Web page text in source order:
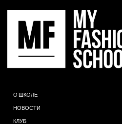
О ШКОЛЕ
НОВОСТИ
КЛУБ